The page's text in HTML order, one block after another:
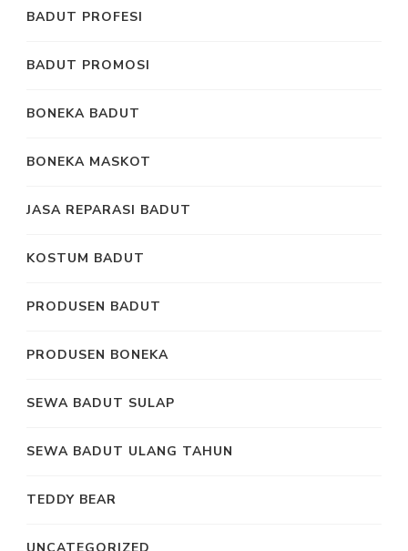
BADUT PROFESI
BADUT PROMOSI
BONEKA BADUT
BONEKA MASKOT
JASA REPARASI BADUT
KOSTUM BADUT
PRODUSEN BADUT
PRODUSEN BONEKA
SEWA BADUT SULAP
SEWA BADUT ULANG TAHUN
TEDDY BEAR